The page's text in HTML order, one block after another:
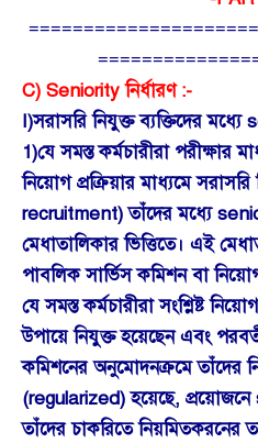
C) Seniority নির্ধারণ :-
I)সরাসরি নিযুক্ত ব্যক্তিদের মধ্যে
1)যে সমস্ত কর্মচারীরা
নিয়োগ প্রক্রিয়ার মাধ্যমে
recruitment) তাঁদের মধ্যে
মেধাতালিকার ভিত্তিতে। এই
পাবলিক সার্ভিস কমিশন বা
যে সমস্ত কর্মচারীরা সংশ্লিষ্ট
উপায়ে নিযুক্ত হয়েছেন এবং
কমিশনের অনুমোদনক্রমে তাঁদের
(regularized) হয়েছে, প্রয়োজনে
তাঁদের চাকরিতে নিয়মিতকরনের